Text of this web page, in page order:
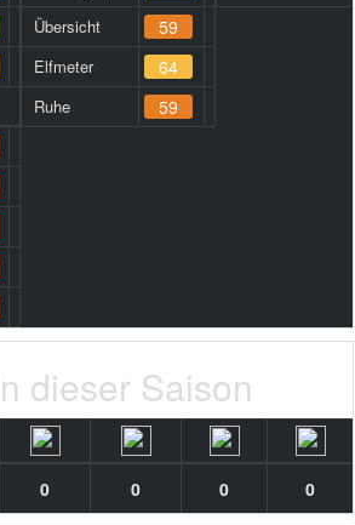
Übersicht 59
Elfmeter 64
Ruhe 59
dieser Saison
0 0 0 0